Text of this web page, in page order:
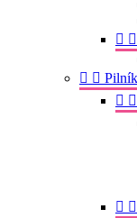
 
 
 
 